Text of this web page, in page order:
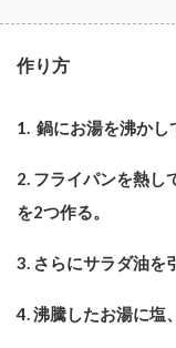
作り⽅
1. 鍋にお湯を沸かし
2. フライパンを熱し
を2つ作る。
3. さらにサラダ油を
4. 沸騰したお湯に塩